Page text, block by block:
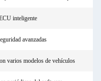
inteligente
avanzadas
varios modelos de vehículos